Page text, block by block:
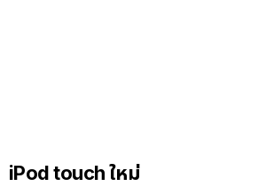
iPod touch ใหม่